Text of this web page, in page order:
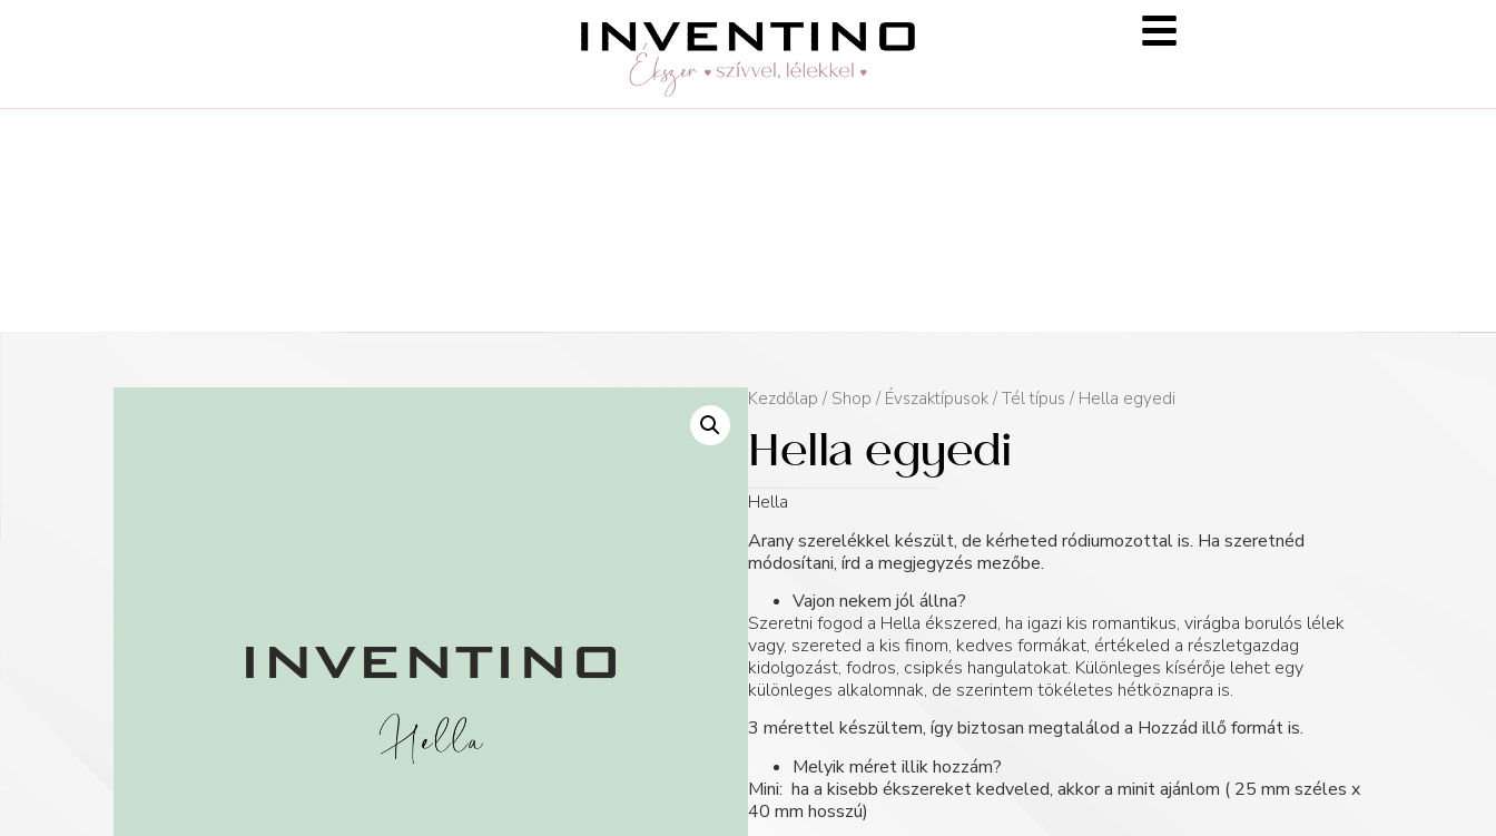
-25 % a webshopban! Kezdőlap / Shop / Évszaktípusok / Tél típus / Hella egyedi
Hella egyedi
Hella
Arany szerelékkel készült, de kérheted ródiumozottal is. Ha szeretnéd
módosítani, írd a megjegyzés mezőbe.
Vajon nekem jól állna?
Szeretni fogod a Hella ékszered, ha igazi kis romantikus, virágba borulós lélek
vagy, szereted a kis finom, kedves formákat, értékeled a részletgazdag
kidolgozást, fodros, csipkés hangulatokat. Különleges kísérője lehet egy
különleges alkalomnak, de szerintem tökéletes hétköznapra is.
3 mérettel készültem, így biztosan megtalálod a Hozzád illő formát is.
Melyik méret illik hozzám?
Mini: ha a kisebb ékszereket kedveled, akkor a minit ajánlom ( 25 mm széles x
40 mm hosszú)